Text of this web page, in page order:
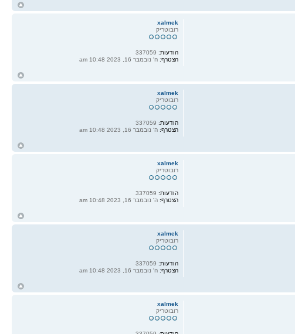
xalmek
רובוטריק
הודעות:337059
הצטרף:ה' נובמבר 16, 2023 10:48 am
xalmek
רובוטריק
הודעות:
הצטרף: ה' נובמבר 16, 2023 10:48 am
xalmek
רובוטריק
הודעות:337059
הצטרף:ה' נובמבר 16, 2023 10:48 am
xalmek
רובוטריק
הודעות:
הצטרף: ה' נובמבר 16, 2023 10:48 am
xalmek
רובוטריק